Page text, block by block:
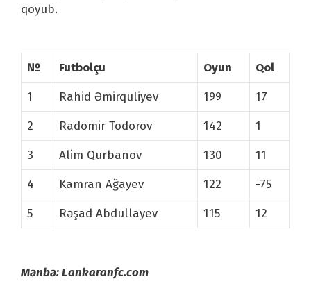
qoyub.
№ Futbolçu Oyun
Qol
1
Rahid Əmirquliyev 199
17
2
Radomir Todorov 142
1
3
Alim Qurbanov 130
11
4
Kamran Ağayev 122
-75
5
Rəşad Abdullayev 115 12
Mənbə: Lankaranfc.com